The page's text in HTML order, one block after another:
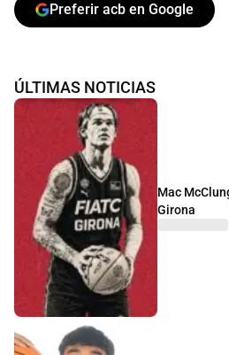
Preferir acb en Google
ÚLTIMAS NOTICIAS
Mac
Girona